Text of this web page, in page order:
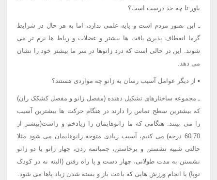
باور تا چه حد درست است؟
ـ این تصور مردم است و پایه علمی ندارد، اما به هر حال در شرایط
گرما انعطاف پذیری بافت ها بیشتر و عضلات و رباط ها نرم تر می
شوند. این در حالی است که درد زانوها در سر ما بیشتر خود را نشان
می دهد.
▪ از دیگر عوامل آسیب رسان به زانو چه مواردی هستند؟
ـ مجموعه ساختارهای تشکیل دهنده (مفصل زانو و مفصل کشکک ران)
که بیشترین سطح تماس را دارند در هنگام حرکت ها بیشترین آسیب
را می بینند. هنگامی که ما زانوهایمان را زیادخم و راست(بیشتر از
70ـ60 درجه) می کنیم، آسیب زیادی متوجه زانوهایمان می شود مثلا
حالتی شبیه نشستن و برخاستن، چمباتمه زدن، چهار زانو یا دو زانو
نشستن به مدت طولانی، چهار دست و پا راه رفتن (البته نه در کودک
نوپا) یا انجام ورزش هایی که باعث باز و بسته شدن زیاد پاها می شود.